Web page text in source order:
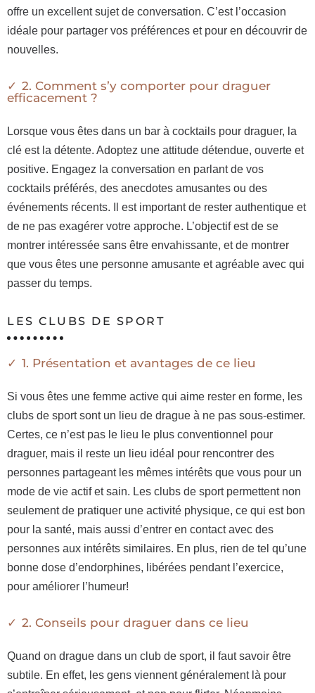
offre un excellent sujet de conversation. C’est l’occasion
idéale pour partager vos préférences et pour en découvrir de
nouvelles.
2. Comment s’y comporter pour draguer
efficacement ?
Lorsque vous êtes dans un bar à cocktails pour draguer, la
clé est la détente. Adoptez une attitude détendue, ouverte et
positive. Engagez la conversation en parlant de vos
cocktails préférés, des anecdotes amusantes ou des
événements récents. Il est important de rester authentique et
de ne pas exagérer votre approche. L’objectif est de se
montrer intéressée sans être envahissante, et de montrer
que vous êtes une personne amusante et agréable avec qui
passer du temps.
LES CLUBS DE SPORT
1. Présentation et avantages de ce lieu
Si vous êtes une femme active qui aime rester en forme, les
clubs de sport sont un lieu de drague à ne pas sous-estimer.
Certes, ce n’est pas le lieu le plus conventionnel pour
draguer, mais il reste un lieu idéal pour rencontrer des
personnes partageant les mêmes intérêts que vous pour un
mode de vie actif et sain. Les clubs de sport permettent non
seulement de pratiquer une activité physique, ce qui est bon
pour la santé, mais aussi d’entrer en contact avec des
personnes aux intérêts similaires. En plus, rien de tel qu’une
bonne dose d’endorphines, libérées pendant l’exercice,
pour améliorer l’humeur!
2. Conseils pour draguer dans ce lieu
Quand on drague dans un club de sport, il faut savoir être
subtile. En effet, les gens viennent généralement là pour